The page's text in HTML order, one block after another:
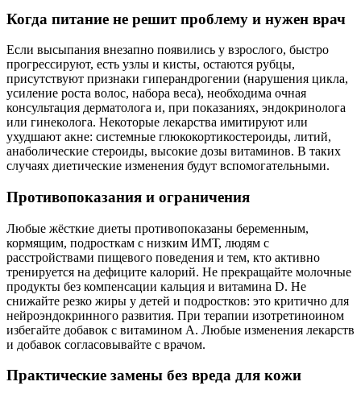
Когда питание не решит проблему и нужен врач
Если высыпания внезапно появились у взрослого, быстро
прогрессируют, есть узлы и кисты, остаются рубцы,
присутствуют признаки гиперандрогении (нарушения цикла,
усиление роста волос, набора веса), необходима очная
консультация дерматолога и, при показаниях, эндокринолога
или гинеколога. Некоторые лекарства имитируют или
ухудшают акне: системные глюкокортикостероиды, литий,
анаболические стероиды, высокие дозы витаминов. В таких
случаях диетические изменения будут вспомогательными.
Противопоказания и ограничения
Любые жёсткие диеты противопоказаны беременным,
кормящим, подросткам с низким ИМТ, людям с
расстройствами пищевого поведения и тем, кто активно
тренируется на дефиците калорий. Не прекращайте молочные
продукты без компенсации кальция и витамина D. Не
снижайте резко жиры у детей и подростков: это критично для
нейроэндокринного развития. При терапии изотретиноином
избегайте добавок с витамином A. Любые изменения лекарств
и добавок согласовывайте с врачом.
Практические замены без вреда для кожи